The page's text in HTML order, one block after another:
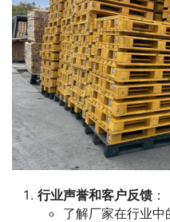
行业声誉和客户反馈 ：
了解厂家在行业中